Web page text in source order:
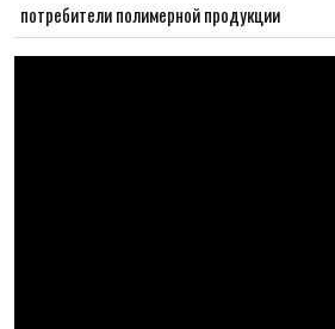
потребители полимерной продукции